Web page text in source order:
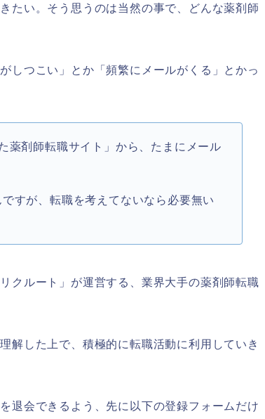
たい。そう思うのは当然の事で、どんな薬剤師
しつこい」とか「頻繁にメールがくる」とかっ
薬剤師転職サイト」から、たまにメール
すが、転職を考えてないなら必要無い
クルート」が運営する、業界大手の薬剤師転職
解した上で、積極的に転職活動に利用していき
退会できるよう、先に以下の登録フォームだけ